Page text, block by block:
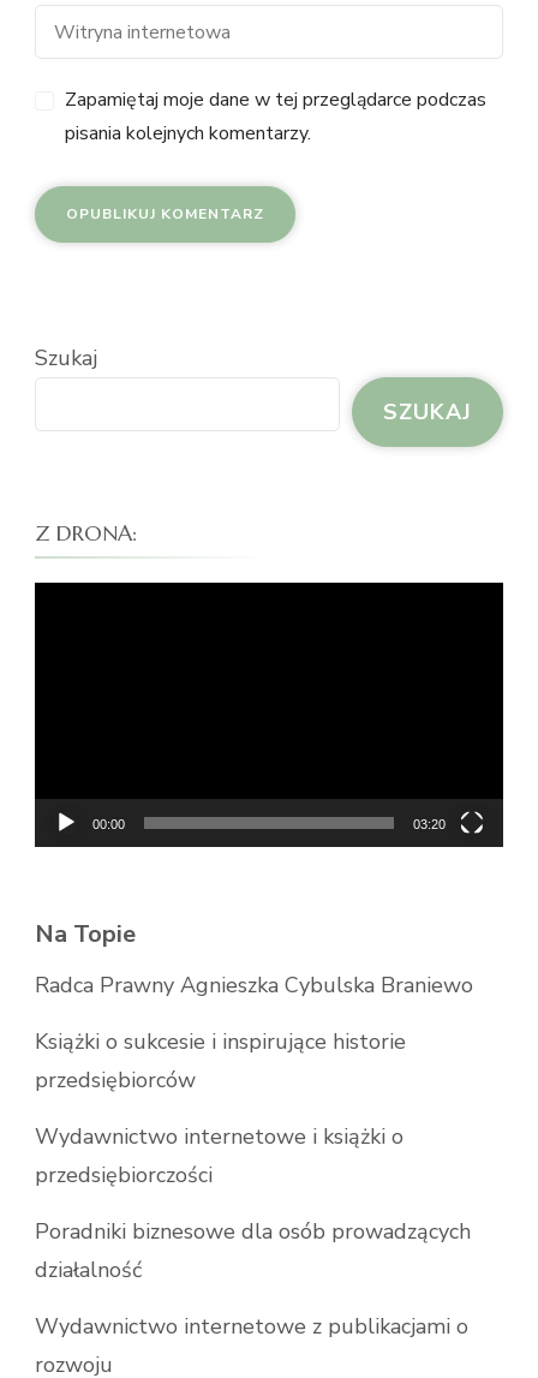
Zapamiętaj moje dane w tej przeglądarce podczas
pisania kolejnych komentarzy.
Szukaj
SZUKAJ
Z DRONA:
00:00 03:20
Na Topie
Radca Prawny Agnieszka Cybulska Braniewo
Książki o sukcesie i inspirujące historie
przedsiębiorców
Wydawnictwo internetowe i książki o
przedsiębiorczości
Poradniki biznesowe dla osób prowadzących
działalność
Wydawnictwo internetowe z publikacjami o
rozwoju